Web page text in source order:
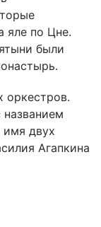
яле по Цне.
были
оркестров.
двух
Агапкина